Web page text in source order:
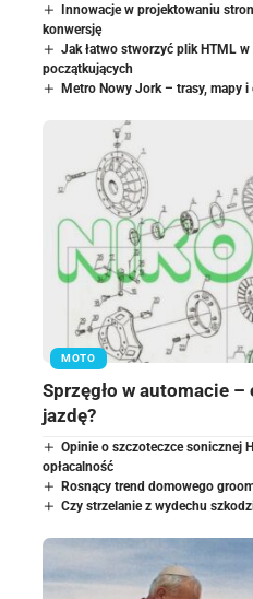
Innowacje w projektowaniu
konwersję
Jak łatwo stworzyć plik HTML
początkujących
Metro Nowy Jork – trasy, mapy
MOTO
Sprzęgło w automacie –
jazdę?
Opinie o szczoteczce sonicznej
opłacalność
Rosnący trend domowego
Czy strzelanie z wydechu